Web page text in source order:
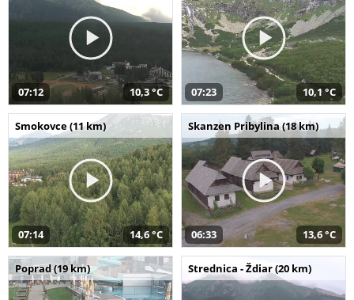
07:12 10,3 °C 07:23 10,1 °C
Smokovce (11 km)
07:14 14,6 °C
Skanzen Pribylina (18 km)
06:33 13,6 °C
Poprad (19 km) Strednica - Ždiar (20 km)